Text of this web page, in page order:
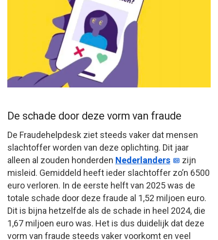
De schade door deze vorm van fraude
De Fraudehelpdesk ziet steeds vaker dat mensen
slachtoffer worden van deze oplichting. Dit jaar
alleen al zouden honderden Nederlanders
zijn
misleid. Gemiddeld heeft ieder slachtoffer zo’n 6500
euro verloren. In de eerste helft van 2025 was de
totale schade door deze fraude al 1,52 miljoen euro.
Dit is bijna hetzelfde als de schade in heel 2024, die
1,67 miljoen euro was. Het is dus duidelijk dat deze
vorm van fraude steeds vaker voorkomt en veel